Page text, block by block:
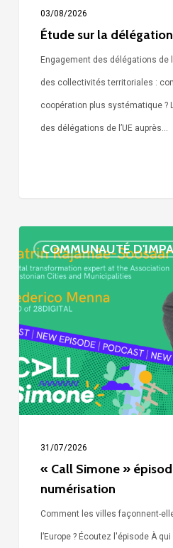
03/08/2026
Étude sur la délégation
Engagement des délégations de
des collectivités territoriales :
coopération plus systématique ?
des délégations de l’UE auprès…
COMMUNAUTÉ
Simone »
épisode
:
villes
et
numérisation
31/07/2026
« Call Simone »
numérisation
Comment les villes façonnent-
l’Europe ? Écoutez l'épisode À